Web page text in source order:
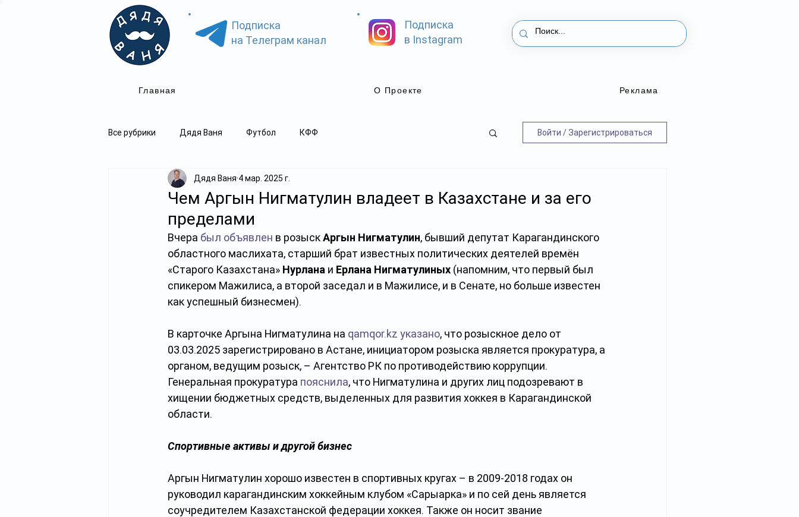
Подписка
на Телеграм канал
Главная
Подписка
в Instagram
О Проекте Реклама
Все рубрики Дядя Ваня Футбол КФФ Войти / Зарегистрироваться
Чем Аргын Нигматулин владеет в Казахстане и за его
пределами
Дядя Ваня 4 мар. 2025 г.
Вчера был объявлен в розыск Аргын Нигматулин, бывший депутат Карагандинского
областного маслихата, старший брат известных политических деятелей времён
«Старого Казахстана» Нурлана и Ерлана Нигматулиных (напомним, что первый был
спикером Мажилиса, а второй заседал и в Мажилисе, и в Сенате, но больше известен
как успешный бизнесмен).
В карточке Аргына Нигматулина на qamqor.kz указано, что розыскное дело от
03.03.2025 зарегистрировано в Астане, инициатором розыска является прокуратура, а
органом, ведущим розыск, – Агентство РК по противодействию коррупции.
Генеральная прокуратура пояснила, что Нигматулина и других лиц подозревают в
хищении бюджетных средств, выделенных для развития хоккея в Карагандинской
области.
Спортивные активы и другой бизнес
Аргын Нигматулин хорошо известен в спортивных кругах – в 2009-2018 годах он
руководил карагандинским хоккейным клубом «Сарыарка» и по сей день является
соучредителем Казахстанской федерации хоккея. Также он носит звание